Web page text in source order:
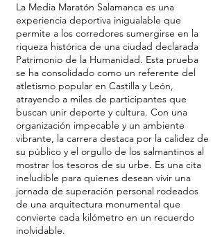
La Media Maratón Salamanca es una
experiencia deportiva inigualable que
permite a los corredores sumergirse en la
riqueza histórica de una ciudad declarada
Patrimonio de la Humanidad. Esta prueba
se ha consolidado como un referente del
atletismo popular en Castilla y León,
atrayendo a miles de participantes que
buscan unir deporte y cultura. Con una
organización impecable y un ambiente
vibrante, la carrera destaca por la calidez de
su público y el orgullo de los salmantinos al
mostrar los tesoros de su urbe. Es una cita
ineludible para quienes desean vivir una
jornada de superación personal rodeados
de una arquitectura monumental que
convierte cada kilómetro en un recuerdo
inolvidable.